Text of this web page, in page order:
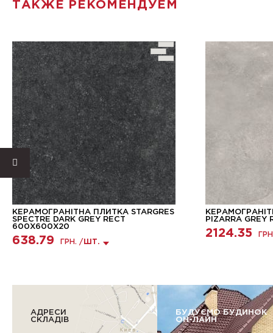
ТАКЖЕ РЕКОМЕНДУЕМ
КЕРАМОГРАНІТНА ПЛИТКА STARGRES
SPECTRE DARK GREY RECT
600X600X20
638.79 ГРН. / ШТ.
PIZARRA
2124.35
АДРЕСИ
СКЛАДІВ
БУДУЄМО БУДИНОК
ОН-ЛАЙН